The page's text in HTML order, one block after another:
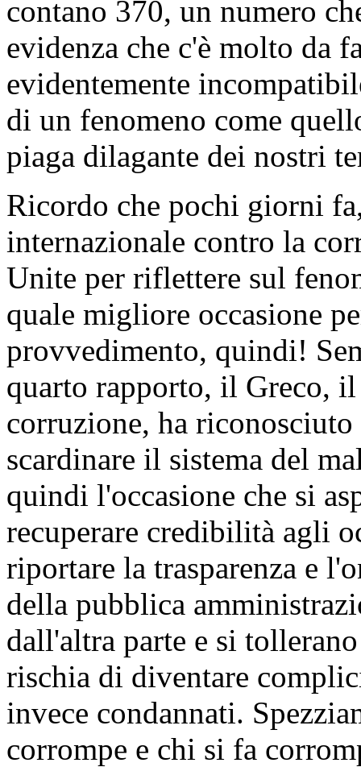
contano 370, un numero
evidenza che c'è molto da
evidentemente
di un fenomeno come
piaga dilagante dei nostri
Ricordo che pochi giorni
internazionale contro la
Unite per riflettere sul
quale migliore occasione
provvedimento, quindi!
quarto rapporto, il Greco,
corruzione, ha
scardinare il sistema del
quindi l'occasione che si
recuperare credibilità agli
riportare la trasparenza e
della pubblica
dall'altra parte e si
rischia di diventare
invece condannati.
corrompe e chi si fa